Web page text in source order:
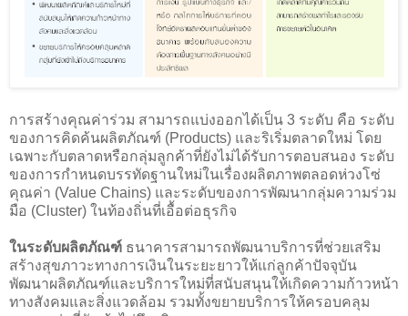
การสร้างคุณค่าร่วม สามารถแบ่งออกได้เป็น 3 ระดับ คือ ระดับ
ของการคิดค้นผลิตภัณฑ์ (Products) และริเริ่มตลาดใหม่ โดย
เฉพาะกับตลาดหรือกลุ่มลูกค้าที่ยังไม่ได้รับการตอบสนอง ระดับ
ของการกำหนดบรรทัดฐานใหม่ในเรื่องผลิตภาพตลอดห่วงโซ่
คุณค่า (Value Chains) และระดับของการพัฒนากลุ่มความร่วม
มือ (Cluster) ในท้องถิ่นที่เอื้อต่อธุรกิจ
ในระดับผลิตภัณฑ์ ธนาคารสามารถพัฒนาบริการที่ช่วยเสริม
สร้างสุขภาวะทางการเงินในระยะยาวให้แก่ลูกค้าปัจจุบัน
พัฒนาผลิตภัณฑ์และบริการใหม่ที่สนับสนุนให้เกิดความก้าวหน้า
ทางสังคมและสิ่งแวดล้อม รวมทั้งขยายบริการให้ครอบคลุม